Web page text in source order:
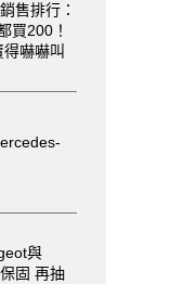
售排行：
買200！
得嚇嚇叫
與
固 再抽